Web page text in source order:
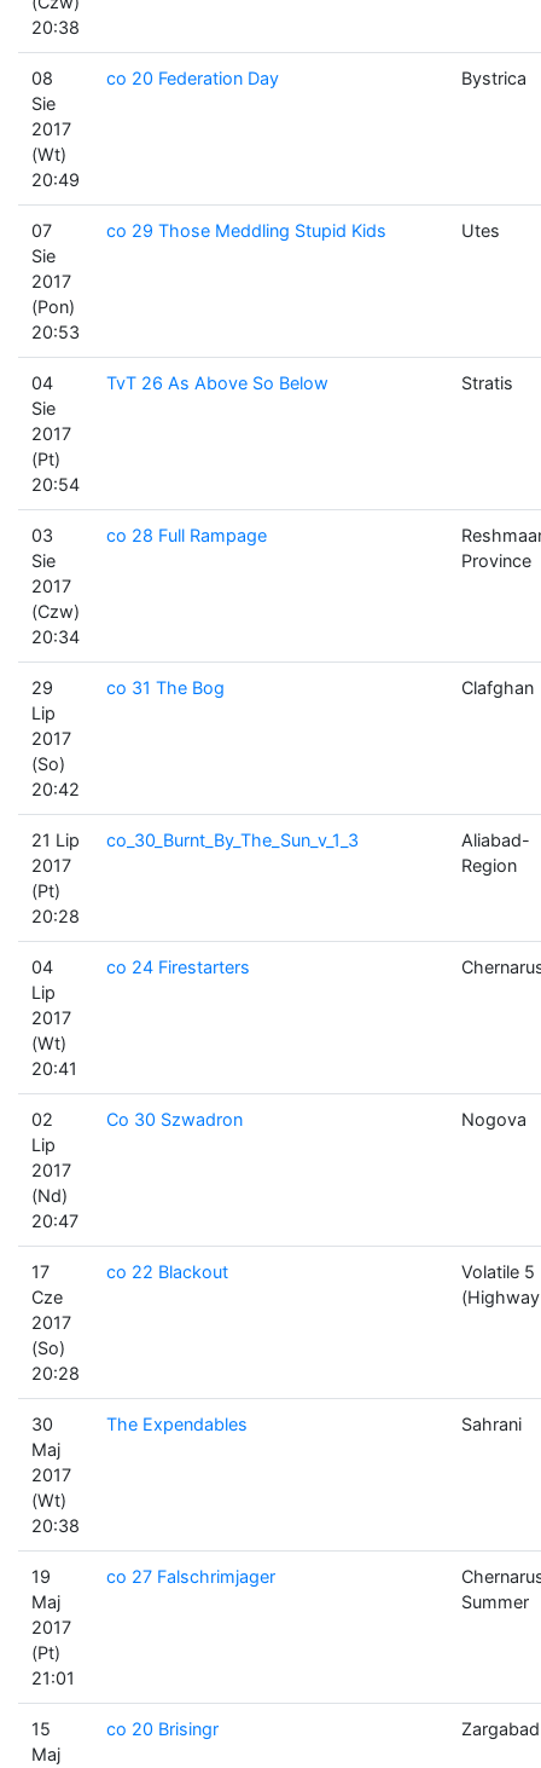
20:38
08
Sie
2017
(Wt)
20:49
co 20 Federation Day Bystrica
07
Sie
2017
(Pon)
20:53
co 29 Those Meddling Stupid Kids Utes
04
Sie
2017
(Pt)
20:54
TvT 26 As Above So Below Stratis
03
Sie
2017
(Czw)
20:34
co 28 Full Rampage
Province
29
Lip
2017
(So)
20:42
co 31 The Bog Clafghan
21 Lip
2017
(Pt)
20:28
co_30_Burnt_By_The_Sun_v_1_3
Aliabad-
Region
04
Lip
2017
(Wt)
20:41
co 24 Firestarters
02
Lip
2017
(Nd)
20:47
Co 30 Szwadron Nogova
17
Cze
2017
(So)
20:28
co 22 Blackout
Volatile 5
30
Maj
2017
(Wt)
20:38
The Expendables Sahrani
19
Maj
2017
(Pt)
21:01
co 27 Falschrimjager
Summer
15
Maj
co 20 Brisingr Zargabad